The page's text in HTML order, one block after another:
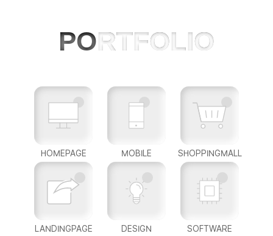
PORTFOLIO
HOMEPAGE MOBILE SHOPPINGMALL
LANDINGPAGE DESIGN SOFTWARE